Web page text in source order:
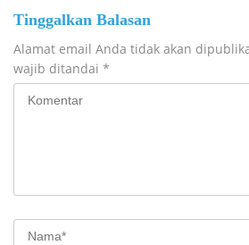
Tinggalkan Balasan
Alamat email Anda tidak akan
wajib ditandai *